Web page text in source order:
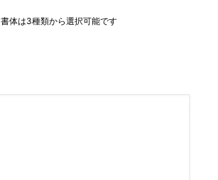
体は3種類から選択可能です